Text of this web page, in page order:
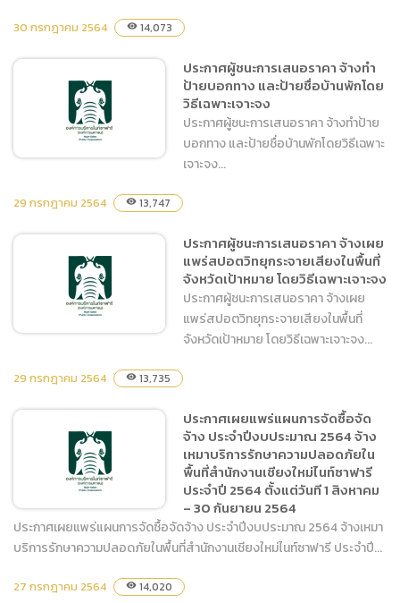
จ้างเหมาบริการรักษาความ
ปลอดภัยในพื้นที่สำนักงาน
2564 ตั้งแต่วันที 1 สิงหาคม
2564 – 30 กันยายน 2564
โดยวิธีเฉพาะเจาะจง
30 กรกฎาคม 2564 visibility 14,073
จ้างทำป้ายบอกทาง และป้าย
ชื่อบ้านพักโดยวิธีเฉพาะ
ประกาศผู้ชนะการเสนอราคา จ้างทำ
ป้ายบอกทาง และป้ายชื่อบ้านพักโดย
วิธีเฉพาะเจาะจง
ประกาศผู้ชนะการเสนอราคา จ้างทำป้าย
บอกทาง และป้ายชื่อบ้านพักโดยวิธีเฉพาะ
เจาะจง...
29 กรกฎาคม 2564 visibility 13,747
จ้างเผยแพร่สปอตวิทยุ
กระจายเสียงในพื้นที่จังหวัด
เป้าหมาย โดยวิธีเฉพาะเจาะจง
ประกาศผู้ชนะการเสนอราคา จ้างเผย
แพร่สปอตวิทยุกระจายเสียงในพื้นที่
จังหวัดเป้าหมาย โดยวิธีเฉพาะเจาะจง
ประกาศผู้ชนะการเสนอราคา จ้างเผย
แพร่สปอตวิทยุกระจายเสียงในพื้นที่
จังหวัดเป้าหมาย โดยวิธีเฉพาะเจาะจง...
29 กรกฎาคม 2564 visibility 13,735
ซื้อจัดจ้าง ประจำปีงบประมาณ
ประกาศเผยแพร่แผนการจัดซื้อจัด
จ้าง ประจำปีงบประมาณ 2564 จ้าง
เหมาบริการรักษาความปลอดภัยใน
พื้นที่สำนักงานเชียงใหม่ไนท์ซาฟารี
ประจำปี 2564 ตั้งแต่วันที 1 สิงหาคม
– 30 กันยายน 2564
ประกาศเผยแพร่แผนการจัดซื้อจัดจ้าง ประจำปีงบประมาณ 2564 จ้างเหมา
บริการรักษาความปลอดภัยในพื้นที่สำนักงานเชียงใหม่ไนท์ซาฟารี ประจำปี...
27 กรกฎาคม 2564 visibility 14,020